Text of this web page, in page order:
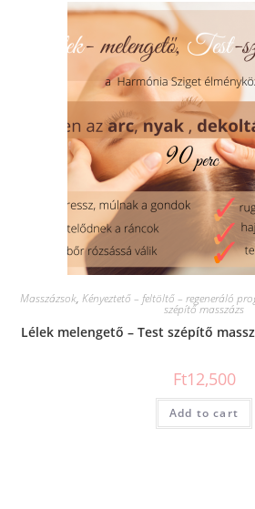
Masszázsok, Kényeztető – feltöltő – regeneráló
szépítő masszázs
Lélek melengető – Test szépítő
Ft12,500
Add to cart